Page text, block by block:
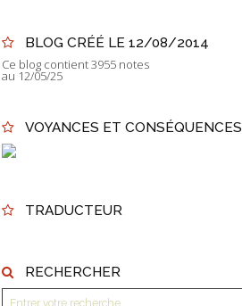
BLOG CRÉÉ LE 12/08/2014
Ce blog contient 3955 notes
au 12/05/25
VOYANCES ET CONSÉQUENCES
TRADUCTEUR
RECHERCHER